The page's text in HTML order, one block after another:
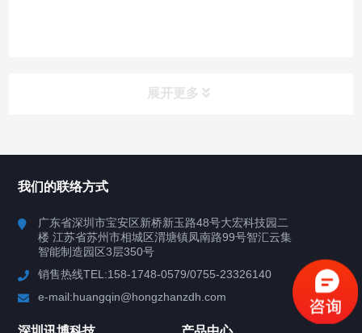
展开更多
行业案例
联系我们
我们的联络方式
广东省深圳市宝安区新桥新玉路48号大宏科技园二
楼 江苏省苏州市相城区渭塘镇凤南路99号智汇云集
智能制造园区3层350号
销售热线TEL:158-1748-0579/0755-23326140
e-mail:huangqin@hongzhanzdh.com